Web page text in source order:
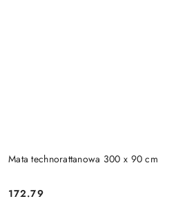
Mata technorattanowa 300 x 90 cm
Cena:
172.79